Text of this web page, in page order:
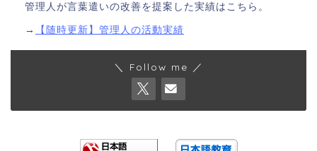
管理人が言葉遣いの改善を提案した実績はこちら。
→ 【随時更新】管理人の活動実績
＼ Follow me ／